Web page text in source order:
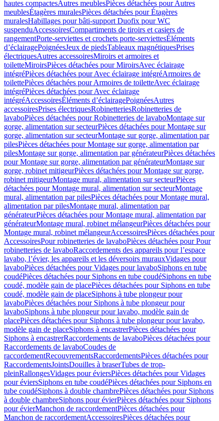
hautes compactesAutres meublesPièces détachées pour Autres
meublesÉtagères muralesPièces détachées pour Étagères
muralesHabillages pour bâti-support Duofix pour WC
suspenduAccessoiresCompartiments de tiroirs et casiers de
rangementPorte-serviettes et crochets porte-serviettesÉléments
d’éclairagePoignéesJeux de piedsTableaux magnétiquesPrises
électriquesAutres accessoiresMiroirs et armoires et
toiletteMiroirsPièces détachées pour MiroirsAvec éclairage
intégréPièces détachées pour Avec éclairage intégréArmoires de
toilettePièces détachées pour Armoires de toiletteAvec éclairage
intégréPièces détachées pour Avec éclairage
intégréAccessoiresÉléments d’éclairagePoignéesAutres
accessoiresPrises électriquesRobinetteriesRobinetteries de
lavaboPièces détachées pour Robinetteries de lavaboMontage sur
gorge, alimentation sur secteurPièces détachées pour Montage sur
gorge, alimentation sur secteurMontage sur gorge, alimentation par
pilesPièces détachées pour Montage sur gorge, alimentation par
pilesMontage sur gorge, alimentation par générateurPièces détachées
pour Montage sur gorge, alimentation par générateurMontage sur
gorge, robinet mitigeurPièces détachées pour Montage sur gorge,
robinet mitigeurMontage mural, alimentation sur secteurPièces
détachées pour Montage mural, alimentation sur secteurMontage
mural, alimentation par pilesPièces détachées pour Montage mural,
alimentation par pilesMontage mural, alimentation par
générateurPièces détachées pour Montage mural, alimentation par
générateurMontage mural, robinet mélangeurPièces détachées pour
Montage mural, robinet mélangeurAccessoiresPièces détachées pour
AccessoiresPour robinetteries de lavaboPièces détachées pour Pour
robinetteries de lavaboRaccordements des appareils pour l’espace
lavabo, l’évier, les appareils et les déversoirs murauxVidages pour
lavaboPièces détachées pour Vidages pour lavaboSiphons en tube
coudéPièces détachées pour Siphons en tube coudéSiphons en tube
coudé, modèle gain de placePièces détachées pour Siphons en tube
coudé, modèle gain de placeSiphons à tube plongeur pour
lavaboPièces détachées pour Siphons à tube plongeur pour
lavaboSiphons à tube plongeur pour lavabo, modèle gain de
placePièces détachées pour Siphons à tube plongeur pour lavabo,
modèle gain de placeSiphons à encastrerPièces détachées pour
Siphons à encastrerRaccordements de lavaboPièces détachées pour
Raccordements de lavaboCoudes de
raccordementRecouvrementsRaccordementsPièces détachées pour
RaccordementsJointsDouilles à braserTubes de trop-
pleinRallongesVidages pour éviersPièces détachées pour Vidages
pour éviersSiphons en tube coudéPièces détachées pour Siphons en
tube coudéSiphons à double chambrePièces détachées pour Siphons
à double chambreSiphons pour évierPièces détachées pour Siphons
pour évierManchon de raccordementPièces détachées pour
Manchon de raccordementAccessoiresPièces détachées pour